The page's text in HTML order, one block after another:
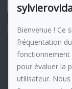
Suivez-moi sur
Membre du
Bienvenue ! Ce
fréquentation
fonctionnement
pour évaluer la
utilisateur.